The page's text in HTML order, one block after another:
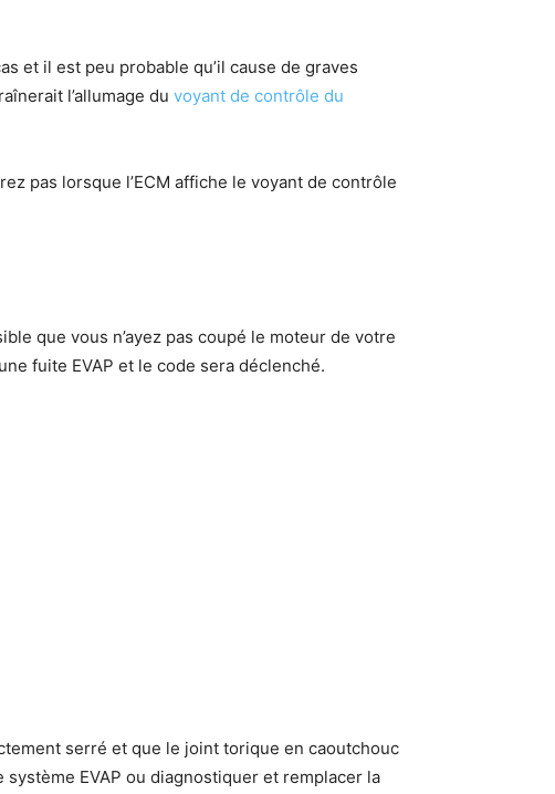
et il est peu probable qu’il cause de graves
l’allumage du voyant de contrôle du
pas lorsque l’ECM affiche le voyant de contrôle
que vous n’ayez pas coupé le moteur de votre
fuite EVAP et le code sera déclenché.
serré et que le joint torique en caoutchouc
EVAP ou diagnostiquer et remplacer la